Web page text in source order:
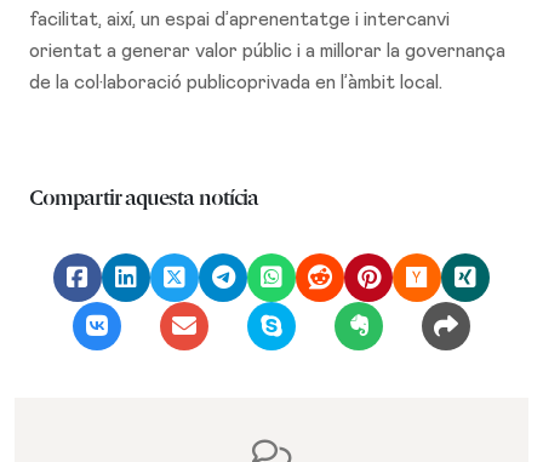
facilitat, així, un espai d’aprenentatge i intercanvi
orientat a generar valor públic i a millorar la governança
de la col·laboració publicoprivada en l’àmbit local.
Compartir aquesta notícia